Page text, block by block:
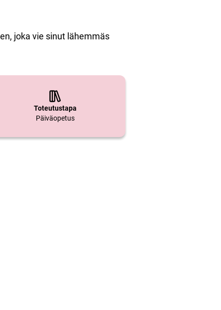
joka vie sinut lähemmäs
Toteutustapa
Päiväopetus